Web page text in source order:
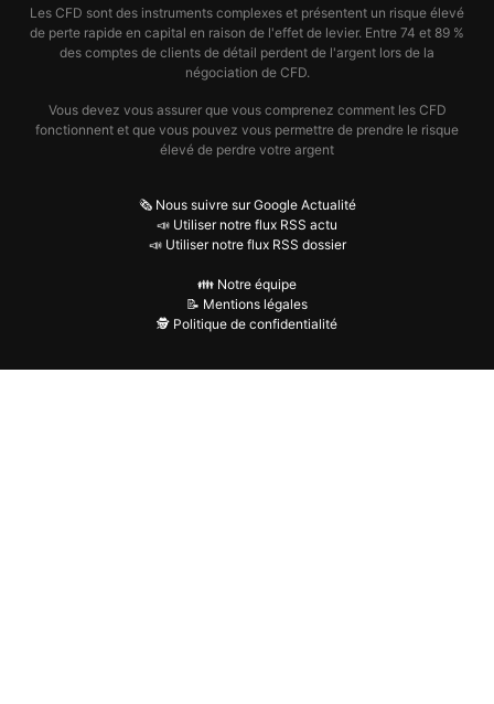
Les CFD sont des instruments complexes et présentent un risque élevé
de perte rapide en capital en raison de l'effet de levier. Entre 74 et 89 %
des comptes de clients de détail perdent de l'argent lors de la
négociation de CFD.
Vous devez vous assurer que vous comprenez comment les CFD
fonctionnent et que vous pouvez vous permettre de prendre le risque
élevé de perdre votre argent
🗞️ Nous suivre sur Google Actualité
📣 Utiliser notre flux RSS actu
📣 Utiliser notre flux RSS dossier
👪 Notre équipe
📝 Mentions légales
🕵️ Politique de confidentialité